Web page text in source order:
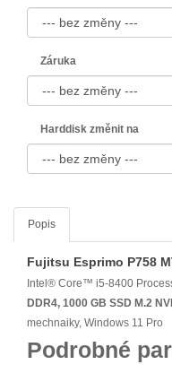
Záruka
Harddisk změnit na
Popis
Fujitsu Esprimo P758
Intel® Core™ i5-8400
DDR4, 1000 GB SSD M.2
mechnaiky, Windows 11 Pro
Podrobné